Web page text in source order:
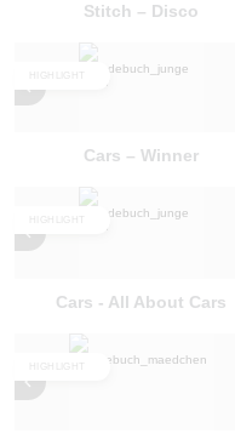
Stitch – Disco
Cars – Winner
Cars - All About Cars